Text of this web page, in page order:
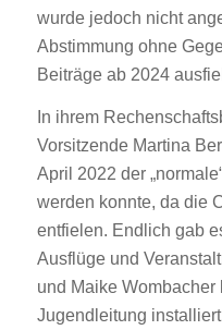
wurde jedoch nicht
Abstimmung ohne
Beiträge ab 2024
In ihrem
Vorsitzende Martina
April 2022 der
werden konnte, da die
entfielen. Endlich gab
Ausflüge und
und Maike
Jugendleitung